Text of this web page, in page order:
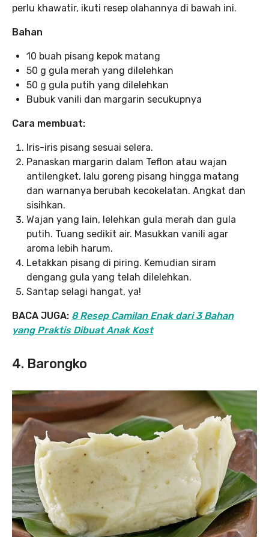
perlu khawatir, ikuti resep olahannya di bawah ini.
Bahan
10 buah pisang kepok matang
50 g gula merah yang dilelehkan
50 g gula putih yang dilelehkan
Bubuk vanili dan margarin secukupnya
Cara membuat:
Iris-iris pisang sesuai selera.
Panaskan margarin dalam Teflon atau wajan
antilengket, lalu goreng pisang hingga matang
dan warnanya berubah kecokelatan. Angkat dan
sisihkan.
Wajan yang lain, lelehkan gula merah dan gula
putih. Tuang sedikit air. Masukkan vanili agar
aroma lebih harum.
Letakkan pisang di piring. Kemudian siram
dengang gula yang telah dilelehkan.
Santap selagi hangat, ya!
BACA JUGA: 8 Resep Camilan Enak dari 3 Bahan
yang Praktis Dibuat Anak Kost
4. Barongko